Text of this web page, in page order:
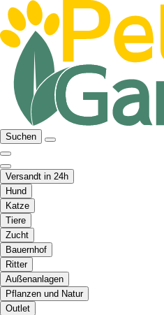
Suchen
Versandt in 24h
Hund
Katze
Tiere
Zucht
Bauernhof
Ritter
Außenanlagen
Pflanzen und Natur
Outlet